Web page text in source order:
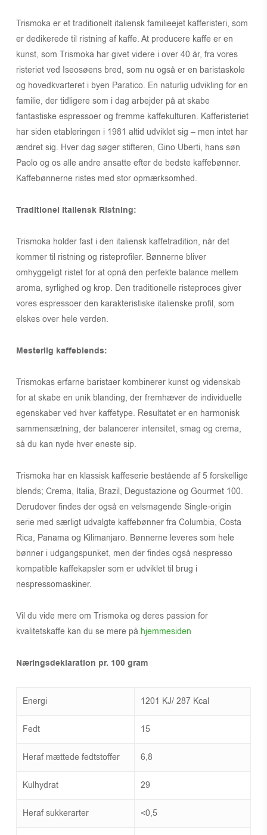
Trismoka er et traditionelt italiensk familieejet kafferisteri, som
er dedikerede til ristning af kaffe. At producere kaffe er en
kunst, som Trismoka har givet videre i over 40 år, fra vores
risteriet ved Iseosøens bred, som nu også er en baristaskole
og hovedkvarteret i byen Paratico. En naturlig udvikling for en
familie, der tidligere som i dag arbejder på at skabe
fantastiske espressoer og fremme kaffekulturen. Kafferisteriet
har siden etableringen i 1981 altid udviklet sig – men intet har
ændret sig. Hver dag søger stifteren, Gino Uberti, hans søn
Paolo og os alle andre ansatte efter de bedste kaffebønner.
Kaffebønnerne ristes med stor opmærksomhed.
Traditionel Italiensk Ristning:
Trismoka holder fast i den italiensk kaffetradition, når det
kommer til ristning og risteprofiler. Bønnerne bliver
omhyggeligt ristet for at opnå den perfekte balance mellem
aroma, syrlighed og krop. Den traditionelle risteproces giver
vores espressoer den karakteristiske italienske profil, som
elskes over hele verden.
Mesterlig kaffeblends:
Trismokas erfarne baristaer kombinerer kunst og videnskab
for at skabe en unik blanding, der fremhæver de individuelle
egenskaber ved hver kaffetype. Resultatet er en harmonisk
sammensætning, der balancerer intensitet, smag og crema,
så du kan nyde hver eneste sip.
Trismoka har en klassisk kaffeserie bestående af 5 forskellige
blends; Crema, Italia, Brazil, Degustazione og Gourmet 100.
Derudover findes der også en velsmagende Single-origin
serie med særligt udvalgte kaffebønner fra Columbia, Costa
Rica, Panama og Kilimanjaro. Bønnerne leveres som hele
bønner i udgangspunket, men der findes også nespresso
kompatible kaffekapsler som er udviklet til brug i
nespressomaskiner.
Vil du vide mere om Trismoka og deres passion for
kvalitetskaffe kan du se mere på hjemmesiden
Næringsdeklaration pr. 100 gram
Energi 1201 KJ/ 287 Kcal
Fedt 15
Heraf mættede fedtstoffer 6,8
Kulhydrat 29
Heraf sukkerarter <0,5